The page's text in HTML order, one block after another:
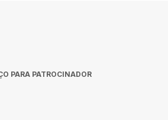
PARA PATROCINADOR